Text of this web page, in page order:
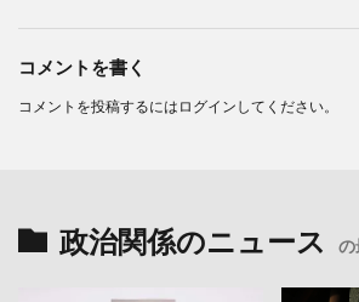
コメントを書く
コメントを投稿するには ログイン してください。
政治関係のニュース の